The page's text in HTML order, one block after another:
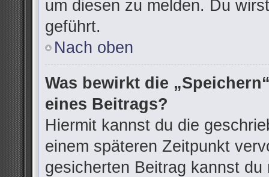
um diesen zu melden. Du
geführt.
Nach oben
Was bewirkt die
eines Beitrags?
Hiermit kannst du die
einem späteren Zeitpunkt
gesicherten Beitrag kannst